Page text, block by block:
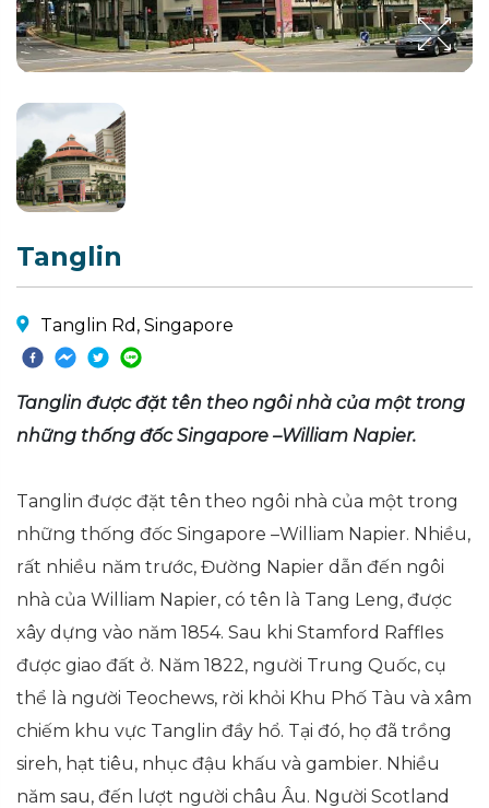
Tanglin
Tanglin Rd, Singapore
Tanglin được đặt tên theo ngôi nhà của một trong
những thống đốc Singapore –William Napier.
Tanglin được đặt tên theo ngôi nhà của một trong
những thống đốc Singapore –William Napier. Nhiều,
rất nhiều năm trước, Đường Napier dẫn đến ngôi
nhà của William Napier, có tên là Tang Leng, được
xây dựng vào năm 1854. Sau khi Stamford Raffles
được giao đất ở. Năm 1822, người Trung Quốc, cụ
thể là người Teochews, rời khỏi Khu Phố Tàu và xâm
chiếm khu vực Tanglin đầy hổ. Tại đó, họ đã trồng
sireh, hạt tiêu, nhục đậu khấu và gambier. Nhiều
năm sau, đến lượt người châu Âu. Người Scotland